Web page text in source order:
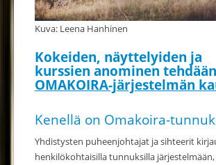
Kuva: Leena Hanhinen
Kokeiden, näyttelyiden ja
kurssien anominen tehdään
OMAKOIRA-järjestelmän
Kenellä on Omakoira-
Yhdistysten puheenjohtajat ja sihteerit
henkilökohtaisilla tunnuksilla